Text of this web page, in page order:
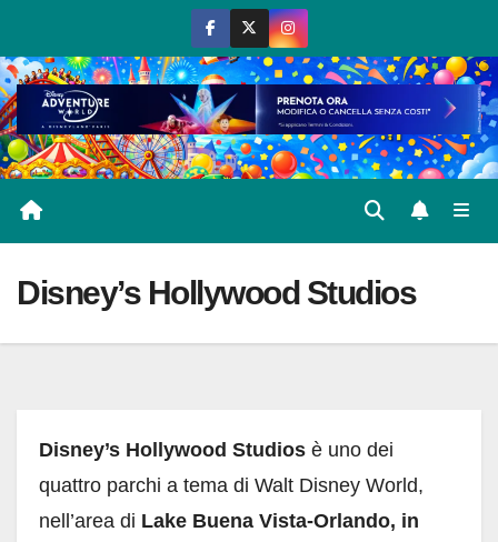
al
contenuto
Disney’s Hollywood Studios
Disney’s Hollywood Studios è uno dei
quattro parchi a tema di Walt Disney World,
nell’area di Lake Buena Vista-Orlando, in